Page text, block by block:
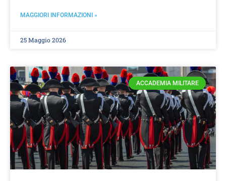
MAGGIORI INFORMAZIONI »
25 Maggio 2026
ACCADEMIA MILITARE